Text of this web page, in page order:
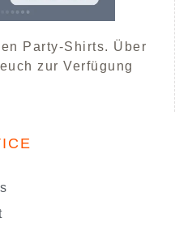
Party-Shirts. Über
zur Verfügung